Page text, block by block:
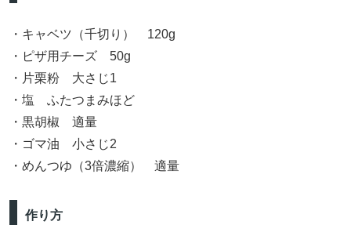
・キャベツ（千切り） 120g
・ピザ用チーズ 50g
・片栗粉 大さじ1
・塩 ふたつまみほど
・黒胡椒 適量
・ゴマ油 小さじ2
・めんつゆ（3倍濃縮） 適量
作り方